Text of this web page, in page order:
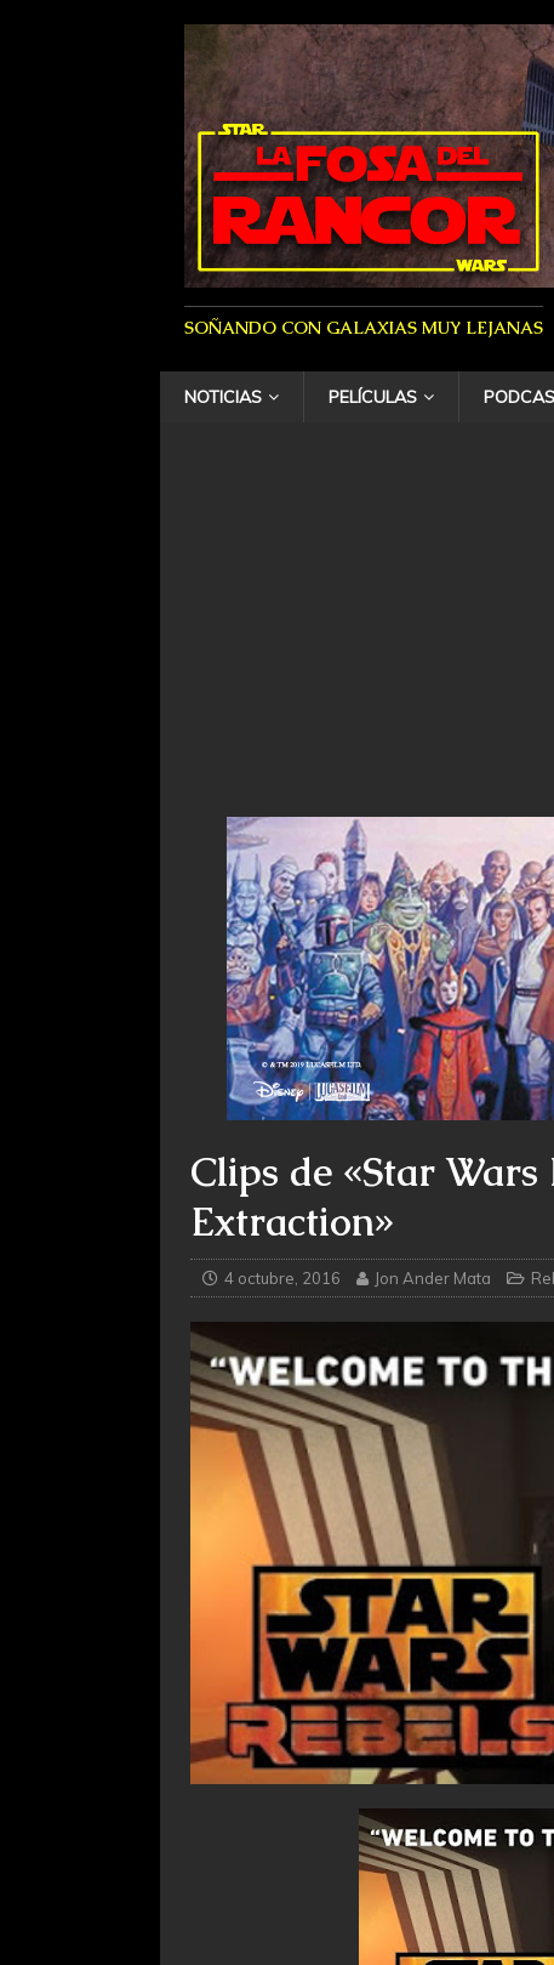
SOÑANDO CON GALAXIAS MUY LEJANAS
NOTICIAS PELÍCULAS
Clips de «Star
Extraction»
4 octubre, 2016 Jon Ander Mata